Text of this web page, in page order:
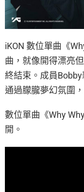
iKON 數位單曲《
曲，就像開得漂亮
終結束。成員
通過朦朧夢幻氛圍
數位單曲《Why
開。